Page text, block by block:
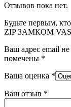
Отзывов пока нет.
Будьте первым,
ZIP ЗАМКОМ
Ваш адрес email не
помечены *
Ваша оценка *
Ваш отзыв *